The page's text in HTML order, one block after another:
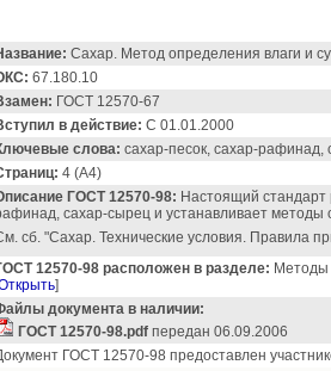
Сахар. Метод определения влаги и
67.180.10
ГОСТ 12570-67
в действие: С 01.01.2000
слова: сахар-песок, сахар-рафинад,
4 (А4)
ГОСТ 12570-98: Настоящий стандарт
сахар-сырец и устанавливает методы
сб. "Сахар. Технические условия. Правила
12570-98 расположен в разделе: Методы
]
документа в наличии:
ГОСТ 12570-98.pdf передан 06.09.2006
ГОСТ 12570-98 предоставлен